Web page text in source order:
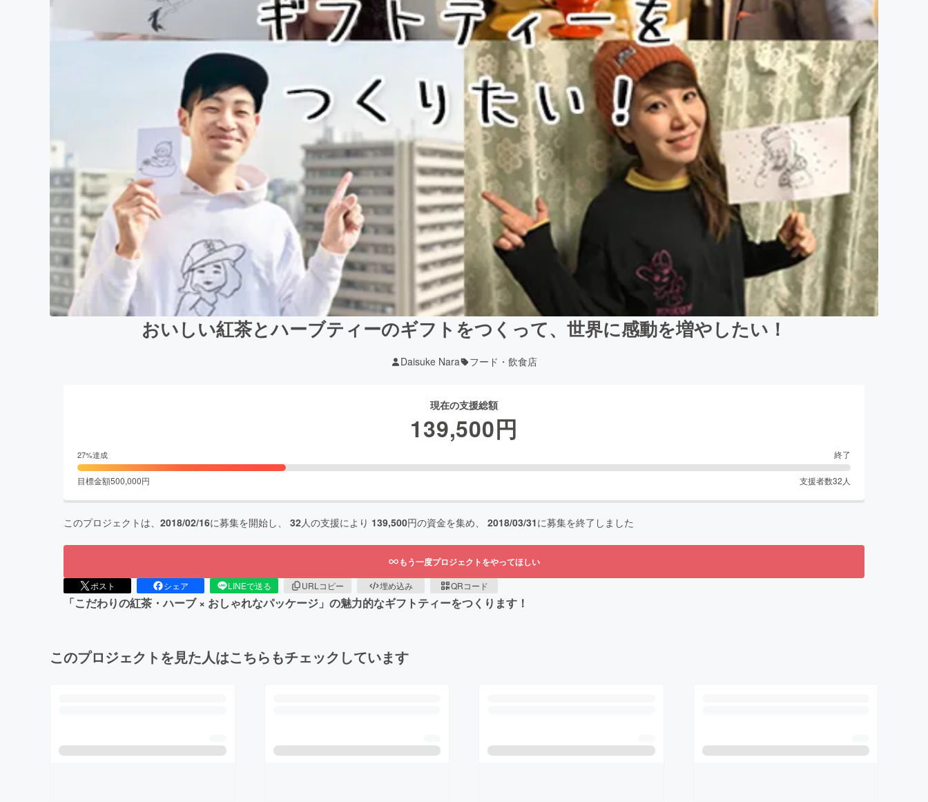
おいしい紅茶とハーブティーのギフトをつくって、世界に感動を増やしたい！
Daisuke Nara フード・飲食店
現在の支援総額
139,500円
27%達成 終了
目標金額500,000円 支援者数32 人
このプロジェクトは、 2018/02/16に募集を開始し、 32人の支援により 139,500円の資金を集め、 2018/03/31に募集を終了しました
もう一度プロジェクトをやってほしい
ポスト シェア LINEで送る URLコピー 埋め込み QRコード
「こだわりの紅茶・ハーブ × おしゃれなパッケージ」の魅力的なギフトティーをつくります！
このプロジェクトを見た人はこちらもチェックしています